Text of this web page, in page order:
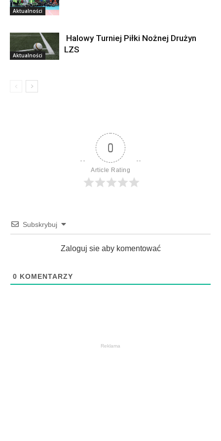
Aktualności
Aktualności
Halowy Turniej Piłki Nożnej Drużyn
LZS
0
Article Rating
Subskrybuj
Zaloguj sie aby komentować
0 KOMENTARZY
Reklama